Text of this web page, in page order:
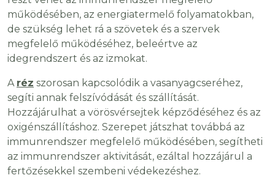
működésében, az energiatermelő folyamatokban,
de szükség lehet rá a szövetek és a szervek
megfelelő működéséhez, beleértve az
idegrendszert és az izmokat.
A réz szorosan kapcsolódik a vasanyagcseréhez,
segíti annak felszívódását és szállítását.
Hozzájárulhat a vörösvérsejtek képződéséhez és az
oxigénszállításhoz. Szerepet játszhat továbbá az
immunrendszer megfelelő működésében, segítheti
az immunrendszer aktivitását, ezáltal hozzájárul a
fertőzésekkel szembeni védekezéshez.